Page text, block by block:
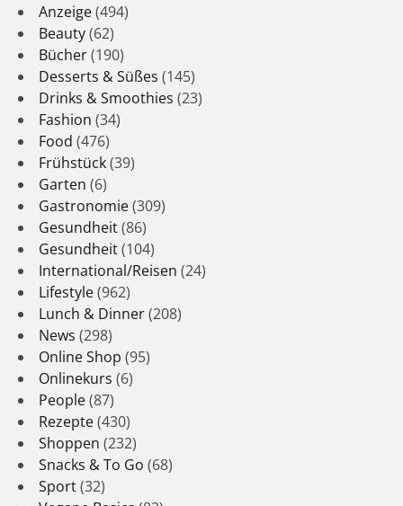
Anzeige(494)
Beauty(62)
Bücher(190)
Desserts & Süßes (145)
Drinks & Smoothies (23)
Fashion (34)
Food (476)
Frühstück(39)
Garten (6)
Gastronomie(309)
Gesundheit(86)
Gesundheit(104)
International/Reisen (24)
Lifestyle(962)
Lunch & Dinner(208)
News (298)
Online Shop (95)
Onlinekurs (6)
People(87)
Rezepte(430)
Shoppen (232)
Snacks & To Go (68)
Sport(32)